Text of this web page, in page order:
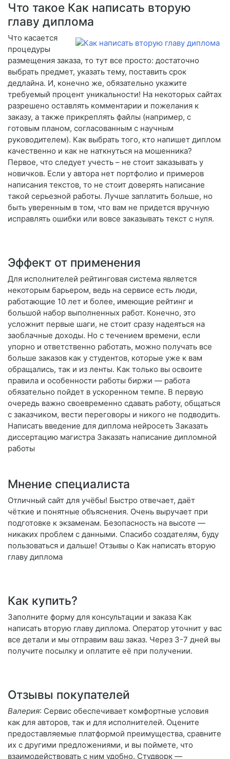
Что такое Как написать вторую
главу диплома
Что касается
процедуры
размещения заказа, то тут все просто: достаточно
выбрать предмет, указать тему, поставить срок
дедлайна. И, конечно же, обязательно укажите
требуемый процент уникальности! На некоторых сайтах
разрешено оставлять комментарии и пожелания к
заказу, а также прикреплять файлы (например, с
готовым планом, согласованным с научным
руководителем). Как выбрать того, кто напишет диплом
качественно и как не наткнуться на мошенника?
Первое, что следует учесть – не стоит заказывать у
новичков. Если у автора нет портфолио и примеров
написания текстов, то не стоит доверять написание
такой серьезной работы. Лучше заплатить больше, но
быть уверенным в том, что вам не придется вручную
исправлять ошибки или вовсе заказывать текст с нуля.
Эффект от применения
Для исполнителей рейтинговая система является
некоторым барьером, ведь на сервисе есть люди,
работающие 10 лет и более, имеющие рейтинг и
большой набор выполненных работ. Конечно, это
усложнит первые шаги, не стоит сразу надеяться на
заоблачные доходы. Но с течением времени, если
упорно и ответственно работать, можно получать все
больше заказов как у студентов, которые уже к вам
обращались, так и из ленты. Как только вы освоите
правила и особенности работы биржи — работа
обязательно пойдет в ускоренном темпе. В первую
очередь важно своевременно сдавать работу, общаться
с заказчиком, вести переговоры и никого не подводить.
Написать введение для диплома нейросеть Заказать
диссертацию магистра Заказать написание дипломной
работы
Мнение специалиста
Отличный сайт для учёбы! Быстро отвечает, даёт
чёткие и понятные объяснения. Очень выручает при
подготовке к экзаменам. Безопасность на высоте —
никаких проблем с данными. Спасибо создателям, буду
пользоваться и дальше! Отзывы о Как написать вторую
главу диплома
Как купить?
Заполните форму для консультации и заказа Как
написать вторую главу диплома. Оператор уточнит у вас
все детали и мы отправим ваш заказ. Через 3-7 дней вы
получите посылку и оплатите её при получении.
Отзывы покупателей
Валерия: Сервис обеспечивает комфортные условия
как для авторов, так и для исполнителей. Оцените
предоставляемые платформой преимущества, сравните
их с другими предложениями, и вы поймете, что
взаимодействовать с ним удобно. Студворк —